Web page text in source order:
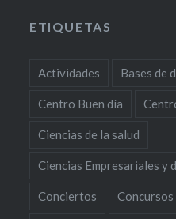
ETIQUETAS
Actividades Bases de
Centro Buen día
Ciencias de la salud
Ciencias Empresariales y
Conciertos Concursos